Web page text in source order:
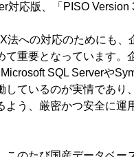
対応版、「PISO Version
法への対応のためにも、
重要となっています。
SQL Serverや
しているのが実情であり
よう、厳密かつ安全に運